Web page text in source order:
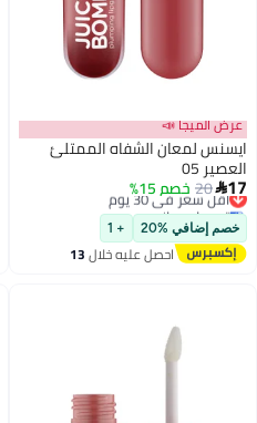
عرض الميجا 📣
ايسنس لمعان الشفاه الممتلئ
العصير 05
17
20 خصم 15%
أقل سعر في 30 يوم
توصيل مجاني
أقل سعر في 30 يوم
خصم إضافي %20 + 1
احصل عليه خلال13